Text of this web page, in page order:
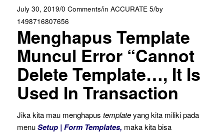
July 30, 2019/0 Comments/in ACCURATE 5/by
1498716807656
Menghapus Template
Muncul Error “Cannot
Delete Template…, It Is
Used In Transaction
Jika kita mau menghapus templateyang kita miliki pada
menuSetup | Form Templates, maka kita bisa